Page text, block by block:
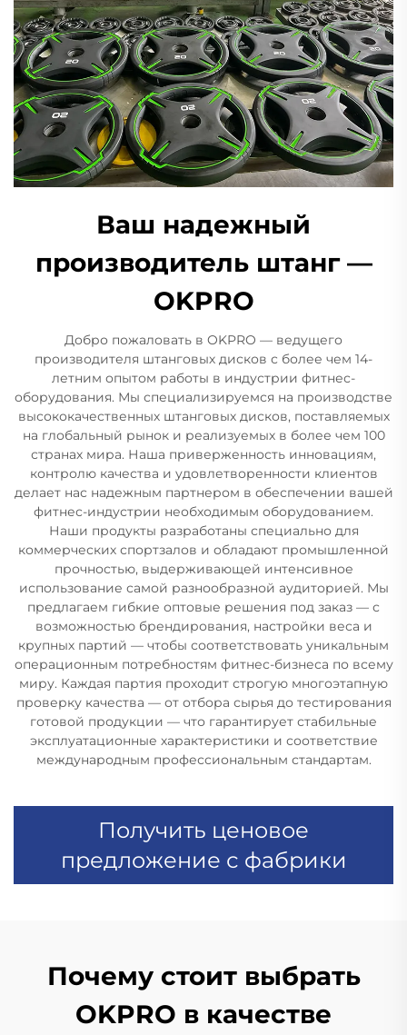
Ваш надежный
производитель штанг —
OKPRO
Добро пожаловать в OKPRO — ведущего
производителя штанговых дисков с более чем 14-
летним опытом работы в индустрии фитнес-
оборудования. Мы специализируемся на производстве
высококачественных штанговых дисков, поставляемых
на глобальный рынок и реализуемых в более чем 100
странах мира. Наша приверженность инновациям,
контролю качества и удовлетворенности клиентов
делает нас надежным партнером в обеспечении вашей
фитнес-индустрии необходимым оборудованием.
Наши продукты разработаны специально для
коммерческих спортзалов и обладают промышленной
прочностью, выдерживающей интенсивное
использование самой разнообразной аудиторией. Мы
предлагаем гибкие оптовые решения под заказ — с
возможностью брендирования, настройки веса и
крупных партий — чтобы соответствовать уникальным
операционным потребностям фитнес-бизнеса по всему
миру. Каждая партия проходит строгую многоэтапную
проверку качества — от отбора сырья до тестирования
готовой продукции — что гарантирует стабильные
эксплуатационные характеристики и соответствие
международным профессиональным стандартам.
Получить ценовое
предложение с фабрики
Почему стоит выбрать
OKPRO в качестве